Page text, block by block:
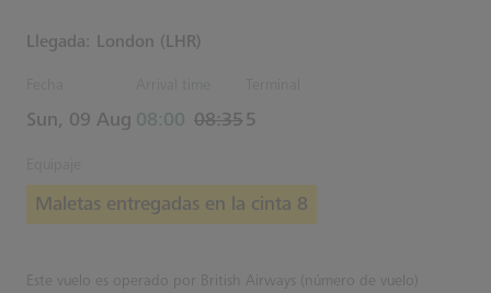
Llegada: London (LHR)
Sun, 09 Aug actual Hora
08:00
Estimated Hora
08:355
Maletas entregadas en la cinta 8
Este vuelo es operado por British Airways (número de vuelo)